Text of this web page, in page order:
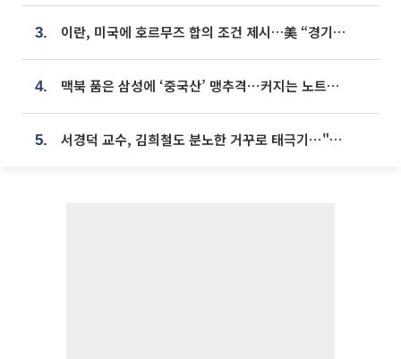
3. 이란, 미국에 호르무즈 합의 조건 제시…美 “경기 아직 안 끝나” [종합]
4. 맥북 품은 삼성에 ‘중국산’ 맹추격⋯커지는 노트북 OLED 시장
5. 서경덕 교수, 김희철도 분노한 거꾸로 태극기⋯"엉터리는 아냐, 아쉬울 뿐"